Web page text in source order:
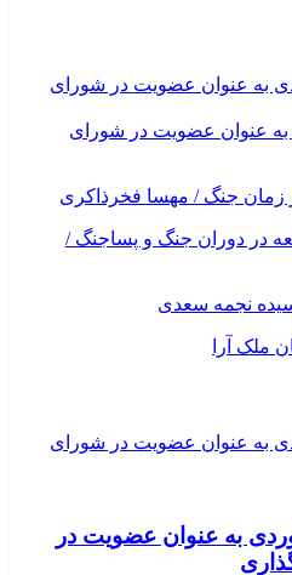
به عنوان عضویت در شورای
زمان جنگ / مهسا فخرذاکری
در دوران جنگ و پساجنگ /
نجمه سعدی
ملک آرا
به عنوان عضویت در